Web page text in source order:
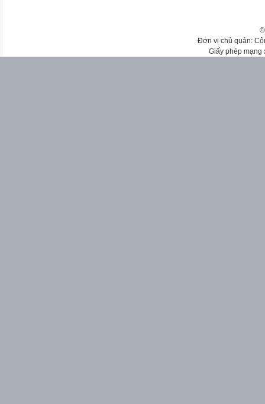
Đơn vị chủ quản:
Giấy phép mạng